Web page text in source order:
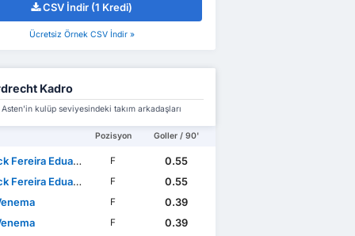
CSV İndir (1 Kredi)
Ücretsiz Örnek CSV İndir »
Kadro
kulüp seviyesindeki takım arkadaşları
Pozisyon Goller / 90'
Fereira Eduardo F
0.55
Fereira Eduardo
F
0.55
F
0.39
F
0.39